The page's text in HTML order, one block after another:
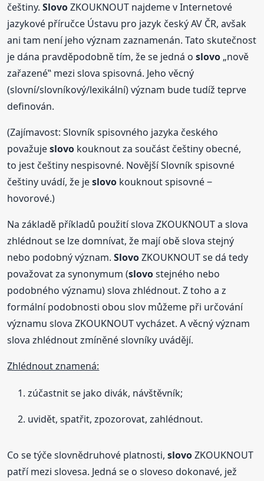
češtiny.SlovoZKOUKNOUT najdeme v Internetové
jazykové příručce Ústavu pro jazyk český AV ČR, avšak
ani tam není jeho význam zaznamenán. Tato skutečnost
je dána pravděpodobně tím, že se jedná oslovo „nově
zařazené‟ mezi slova spisovná. Jeho věcný
(slovní/slovníkový/lexikální) význam bude tudíž teprve
definován.
(Zajímavost: Slovník spisovného jazyka českého
považujeslovo kouknout za součást češtiny obecné,
to jest češtiny nespisovné. Novější Slovník spisovné
češtiny uvádí, že jeslovo kouknout spisovné ‒
hovorové.)
Na základě příkladů použití slova ZKOUKNOUT a slova
zhlédnout se lze domnívat, že mají obě slova stejný
nebo podobný význam.SlovoZKOUKNOUT se dá tedy
považovat za synonymum (slovostejného nebo
podobného významu) slova zhlédnout. Z toho a z
formální podobnosti obou slov můžeme při určování
významu slova ZKOUKNOUT vycházet. A věcný význam
slova zhlédnout zmíněné slovníky uvádějí.
Zhlédnout znamená:
zúčastnit se jako divák, návštěvník;
uvidět, spatřit, zpozorovat, zahlédnout.
Co se týče slovnědruhové platnosti,slovoZKOUKNOUT
patří mezi slovesa. Jedná se o sloveso dokonavé, jež